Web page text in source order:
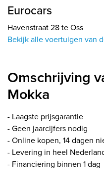
Eurocars
Havenstraat 28 te Oss
Bekijk alle voertuigen van
Omschrijving
Mokka
- Laagste prijsgarantie
- Geen jaarcijfers nodig
- Online kopen, 14 dagen
- Levering in heel
- Financiering binnen 1 dag